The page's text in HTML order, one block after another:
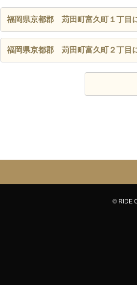
福岡県京都郡 苅田町富久町１丁目
福岡県京都郡 苅田町富久町２丁目
© RIDE